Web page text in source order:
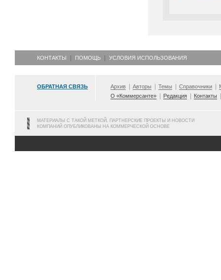
КОНТАКТЫ ПОМОЩЬ УСЛОВИЯ ИСПОЛЬЗОВАНИЯ
ОБРАТНАЯ СВЯЗЬ Архив Авторы Темы Справочники
О «Коммерсанте»
Редакция Контакты
МАТЕРИАЛЫ С ТАКОЙ МЕТКОЙ, ПАРТНЕРСКИЕ ПРОЕКТЫ И НОВОСТИ
КОМПАНИЙ ОПУБЛИКОВАНЫ НА КОММЕРЧЕСКОЙ ОСНОВЕ